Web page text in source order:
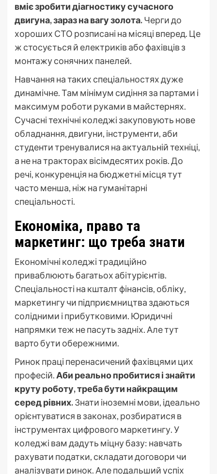
вміє зробити діагностику сучасного
двигуна, зараз на вагу золота.Черги до
хороших СТО розписані на місяці вперед. Це
ж стосується й електриків або фахівців з
монтажу сонячних панелей.
Навчання на таких спеціальностях дуже
динамічне. Там мінімум сидіння за партами і
максимум роботи руками в майстернях.
Сучасні технічні коледжі закуповують нове
обладнання, двигуни, інструменти, аби
студенти тренувалися на актуальній техніці,
а не на тракторах вісімдесятих років. До
речі, конкуренція на бюджетні місця тут
часто менша, ніж на гуманітарні
спеціальності.
Економіка, право та
маркетинг: що треба знати
Економічні коледжі традиційно
приваблюють багатьох абітурієнтів.
Спеціальності на кшталт фінансів, обліку,
маркетингу чи підприємництва здаються
солідними і прибутковими. Юридичні
напрямки теж не пасуть задніх. Але тут
варто бути обережними.
Ринок праці перенасичений фахівцями цих
професій. Аби реально пробитися і знайти
круту роботу, треба бути найкращим
серед рівних.Знати іноземні мови, ідеально
орієнтуватися в законах, розбиратися в
інструментах цифрового маркетингу. У
коледжі вам дадуть міцну базу: навчать
рахувати податки, складати договори чи
аналізувати ринок. Але подальший успіх